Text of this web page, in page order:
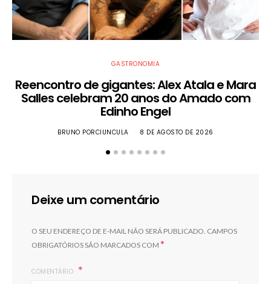
GASTRONOMIA
Reencontro de gigantes: Alex Atala e Mara
Salles celebram 20 anos do Amado com
Edinho Engel
BRUNO PORCIUNCULA 8 DE AGOSTO DE 2026
Deixe um comentário
O SEU ENDEREÇO DE E-MAIL NÃO SERÁ PUBLICADO. CAMPOS
OBRIGATÓRIOS SÃO MARCADOS COM *
COMENTÁRIO